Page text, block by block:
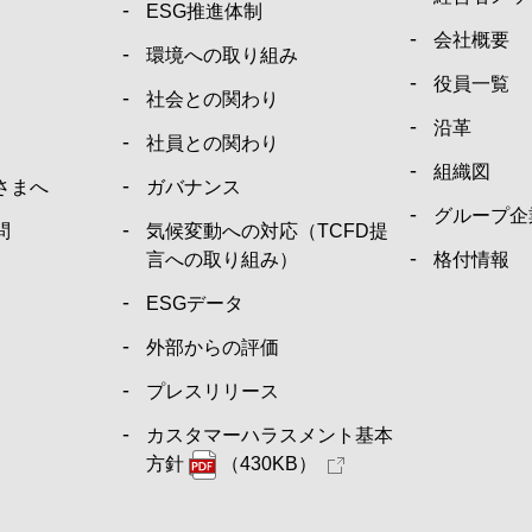
まへ
ESG推進体制
環境への取り組み
社会との関わり
社員との関わり
ガバナンス
気候変動への対応（TCFD提
言への取り組み）
ESGデータ
外部からの評価
プレスリリース
カスタマーハラスメント基本
方針
（430KB）
会社概要
役員一覧
沿革
組織図
グループ企
格付情報